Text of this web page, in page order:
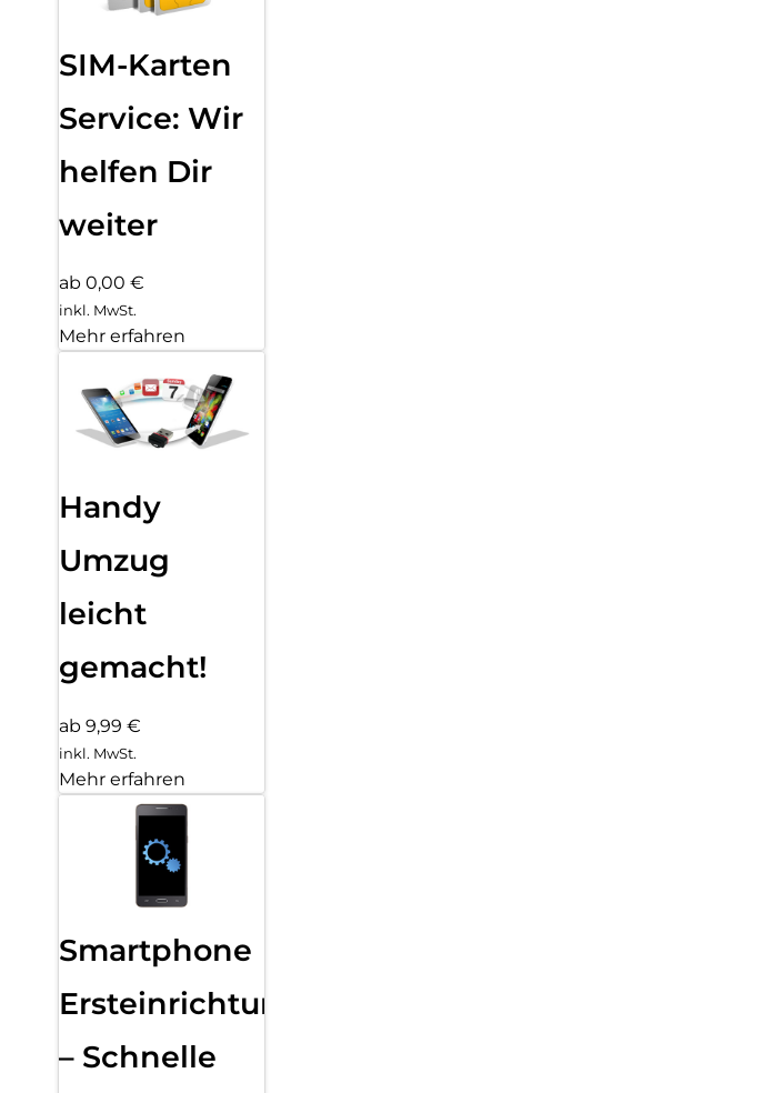
SIM-Karten
Service: Wir
helfen Dir
weiter
ab 0,00 €
inkl. MwSt.
Mehr erfahren
Handy
Umzug
leicht
gemacht!
ab 9,99 €
inkl. MwSt.
Mehr erfahren
Smartphone
Ersteinrichtung
– Schnelle